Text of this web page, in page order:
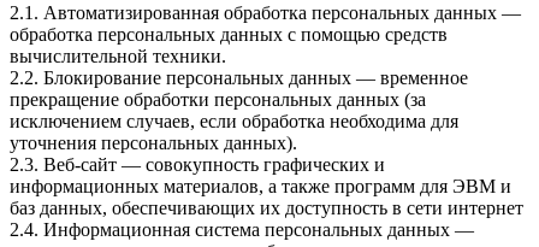
2.1. Автоматизированная обработка персональных данных —
обработка персональных данных с помощью средств
вычислительной техники.
2.2. Блокирование персональных данных — временное
прекращение обработки персональных данных (за
исключением случаев, если обработка необходима для
уточнения персональных данных).
2.3. Веб-сайт — совокупность графических и
информационных материалов, а также программ для ЭВМ и
баз данных, обеспечивающих их доступность в сети интернет
2.4. Информационная система персональных данных —